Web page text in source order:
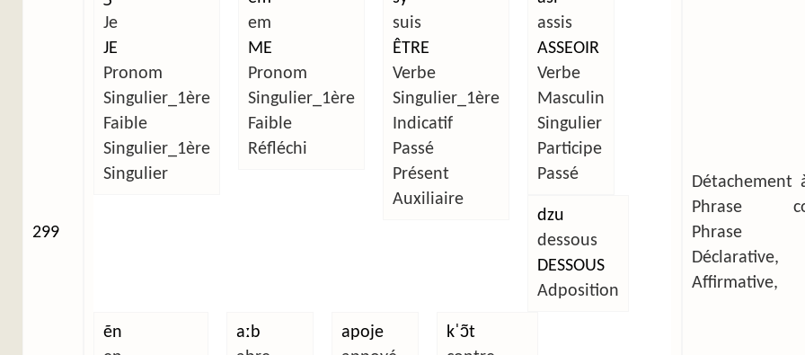
299
Je
JE
Pronom
Singulier_1ère
Faible
Singulier_1ère
Singulier
em
ME
Pronom
Singulier_1ère
Faible
Réfléchi
suis
ÊTRE
Verbe
Singulier_1ère
Indicatif
Passé
Présent
Auxiliaire
assis
ASSEOIR
Verbe
Masculin
Singulier
Participe
Passé
dzu
dessous
DESSOUS
Adposition
ẽn
aːb
apoje
kˈɔ̃t
Détachement
Phrase
Phrase
Déclarative,
Affirmative,